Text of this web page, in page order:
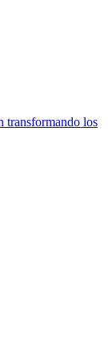
transformando los